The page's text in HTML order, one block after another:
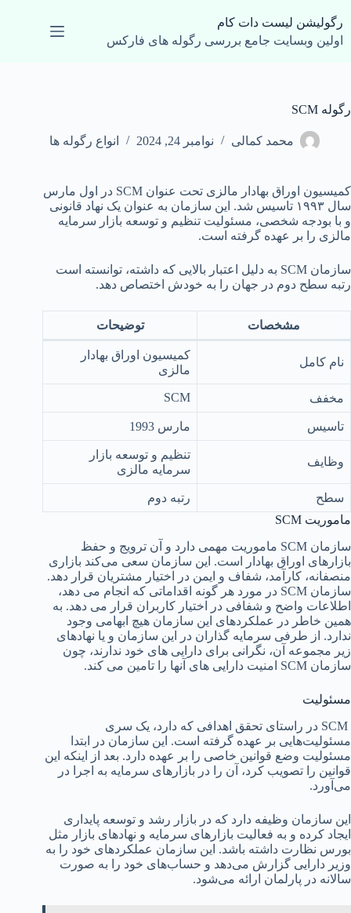
به
محتوا
رگولیشن لیست دات کام
اولین وبسایت جامع بررسی رگوله های فارکس
رگوله SCM
محمد کمالی نوامبر 24, 2024 انواع رگوله ها
کمیسیون اوراق بهادار مالزی تحت عنوان SCM در اول مارس
سال ۱۹۹۳ تاسیس شد. این سازمان به عنوان یک نهاد قانونی
و با بودجه شخصی، مسئولیت تنظیم و توسعه بازار سرمایه
مالزی را بر عهده گرفته است.
سازمان SCM به دلیل اعتبار بالایی که داشته، توانسته است
رتبه سطح دوم در جهان را به خودش اختصاص دهد.
مشخصات توضیحات
نام کامل
کمیسیون اوراق بهادار
مالزی
مخفف SCM
تاسیس مارس 1993
وظایف
تنظیم و توسعه بازار
سرمایه مالزی
سطح
رتبه دوم
ماموریت SCM
سازمان SCM ماموریت مهمی دارد و آن ترویج و حفظ
بازارهای اوراق بهادار است. این سازمان سعی می‌کند بازاری
منصفانه، کارآمد، شفاف و ایمن در اختیار مشتریان قرار دهد.
سازمان SCM در مورد هر گونه اقداماتی که انجام می دهد،
اطلاعات واضح و شفافی در اختیار کاربران قرار می دهد. به
همین خاطر در عملکردهای این سازمان هیچ ابهامی وجود
ندارد. از طرفی سرمایه گذاران در این سازمان و یا نهادهای
زیر مجموعه آن، نگرانی برای دارایی های خود ندارند، چون
سازمان SCM امنیت دارایی های آنها را تامین می کند.
مسئولیت
SCM در راستای تحقق اهدافی که دارد، یک سری
مسئولیت‌هایی بر عهده گرفته است‌. این سازمان در ابتدا
مسئولیت وضع قوانین خاصی را بر عهده دارد. بعد از اینکه این
قوانین را تصویب کرد، آن را در بازارهای سرمایه به اجرا در
می‌آورد.
این سازمان وظیفه دارد که در بازار رشد و توسعه پایداری
ایجاد کرده و به فعالیت بازارهای سرمایه و نهادهای بازار مثل
بورس نظارت داشته باشد. این سازمان عملکردهای خود را به
وزیر دارایی گزارش می‌دهد و حساب‌های خود را به صورت
سالانه در پارلمان ارائه می‌شود.